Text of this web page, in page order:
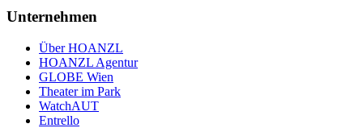
Unternehmen
Über HOANZL
HOANZL Agentur
GLOBE Wien
Theater im Park
WatchAUT
Entrello